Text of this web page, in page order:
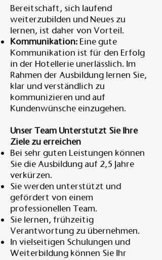
Bereitschaft, sich laufend
weiterzubilden und Neues zu
lernen, ist daher von Vorteil.
Kommunikation: Eine gute
Kommunikation ist für den Erfolg
in der Hotellerie unerlässlich. Im
Rahmen der Ausbildung lernen Sie,
klar und verständlich zu
kommunizieren und auf
Kundenwünsche einzugehen.
Unser Team Unterstutzt Sie Ihre
Ziele zu erreichen
Bei sehr guten Leistungen können
Sie die Ausbildung auf 2,5 Jahre
verkürzen.
Sie werden unterstützt und
gefördert von einem
professionellen Team.
Sie lernen, frühzeitig
Verantwortung zu übernehmen.
In vielseitigen Schulungen und
Weiterbildung können Sie Ihr